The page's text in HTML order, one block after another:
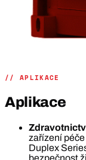
// APLIKACE
Aplikace
zařízení
Duplex
bezpečnost